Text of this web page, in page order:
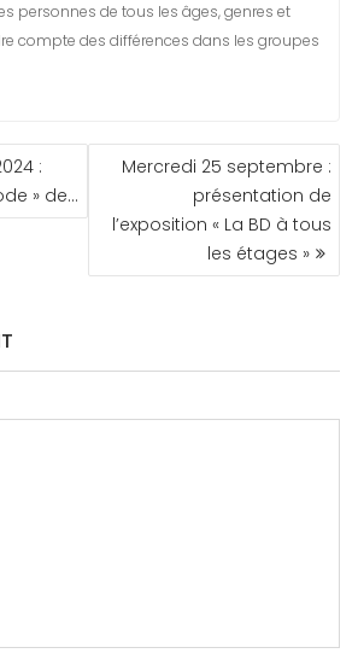
personnes de tous les âges, genres et
compte des différences dans les groupes
:
» de…
Mercredi 25 septembre :
présentation de
l’exposition « La BD à tous
les étages »